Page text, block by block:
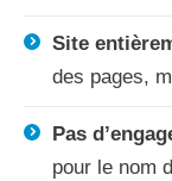
Site
des pages,
Pas
pour le nom